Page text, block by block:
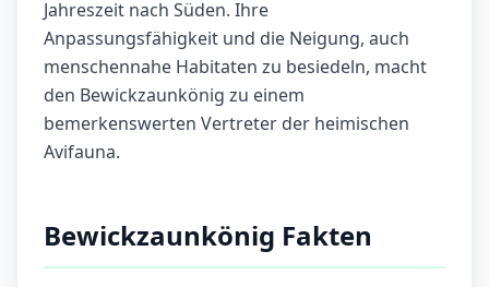
Jahreszeit nach Süden. Ihre
Anpassungsfähigkeit und die Neigung, auch
menschennahe Habitaten zu besiedeln, macht
den Bewickzaunkönig zu einem
bemerkenswerten Vertreter der heimischen
Avifauna.
Bewickzaunkönig Fakten